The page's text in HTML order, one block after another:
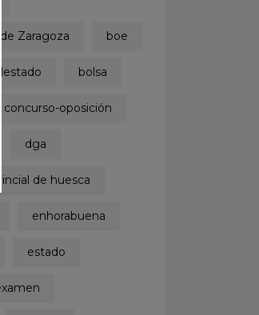
Zaragoza boe
bolsa
concurso-oposición
dga
de huesca
enhorabuena
estado